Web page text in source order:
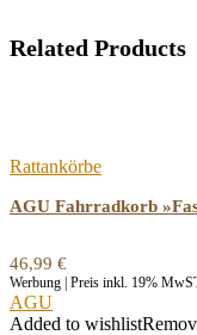
Related Products
Rattankörbe
AGU Fahrradkorb
46,99 €
Werbung | Preis inkl. 19%
AGU
Added to wishlist